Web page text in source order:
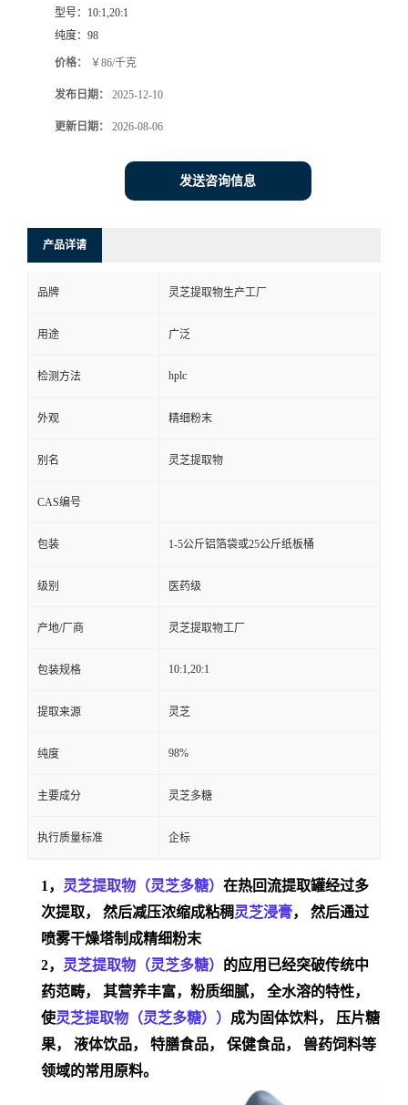
型号： 10:1,20:1
纯度： 98
价格： ￥86/千克
发布日期： 2025-12-10
更新日期： 2026-08-06
发送咨询信息
产品详请
品牌 灵芝提取物生产工厂
用途 广泛
检测方法 hplc
外观 精细粉末
别名 灵芝提取物
CAS编号
包装 1-5公斤铝箔袋或25公斤纸板桶
级别 医药级
产地/厂商 灵芝提取物工厂
包装规格 10:1,20:1
提取来源 灵芝
纯度 98%
主要成分 灵芝多糖
执行质量标准 企标
1， 灵芝提取物（灵芝多糖） 在热回流提取罐经过多
次提取， 然后减压浓缩成粘稠灵芝浸膏， 然后通过
喷雾干燥塔制成精细粉末
2， 灵芝提取物（灵芝多糖） 的应用已经突破传统中
药范畴， 其营养丰富，粉质细腻， 全水溶的特性，
使灵芝提取物（灵芝多糖） ） 成为固体饮料， 压片糖
果， 液体饮品， 特膳食品， 保健食品， 兽药饲料等
领域的常用原料。